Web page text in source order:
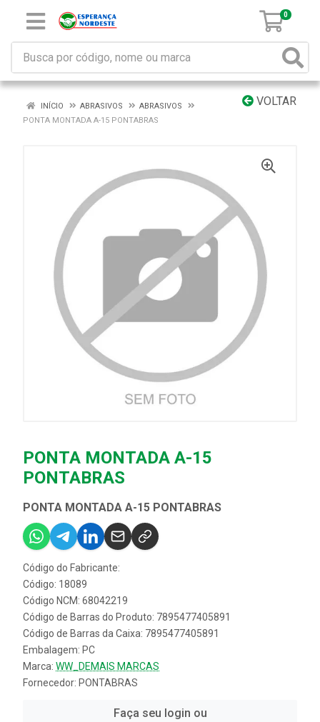
0
VOLTAR
INÍCIO ABRASIVOS
ABRASIVOS
PONTA MONTADA A-15 PONTABRAS
PONTA MONTADA A-15
PONTABRAS
PONTA MONTADA A-15 PONTABRAS
Código do Fabricante:
Código: 18089
Código NCM: 68042219
Código de Barras do Produto: 7895477405891
Código de Barras da Caixa: 7895477405891
Embalagem: PC
Marca: WW_DEMAIS MARCAS
Fornecedor: PONTABRAS
Faça seu login ou